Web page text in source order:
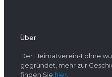
Über
Der Heimatverein-Lohne
gegründet, mehr zur
finden Sie hier